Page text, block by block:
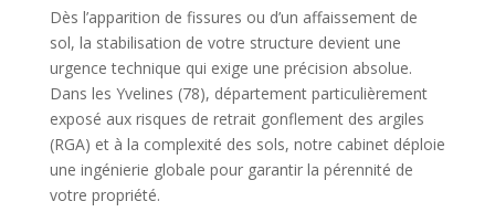
Dès l’apparition de fissures ou d’un affaissement de
sol, la stabilisation de votre structure devient une
urgence technique qui exige une précision absolue.
Dans les Yvelines (78), département particulièrement
exposé aux risques de retrait gonflement des argiles
(RGA) et à la complexité des sols, notre cabinet déploie
une ingénierie globale pour garantir la pérennité de
votre propriété.